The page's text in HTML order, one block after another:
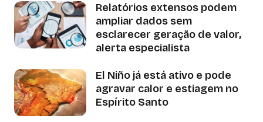
Relatórios extensos podem
ampliar dados sem
esclarecer geração de valor,
alerta especialista
El Niño já está ativo e pode
agravar calor e estiagem no
Espírito Santo